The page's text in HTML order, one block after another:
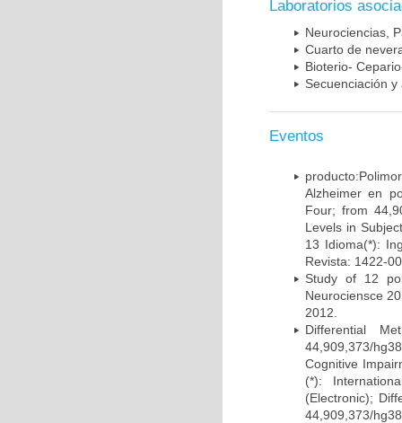
Laboratorios
Neurociencias,
Cuarto de
Bioterio-
Secuenciación
Eventos
Alzheimer en
Four; from
Levels in
13 Idioma(*):
Revista: 1422-
Study of 12
Neurociensce
2012.
Differential
44,909,373/
Cognitive
(*):
(Electronic);
44,909,373/